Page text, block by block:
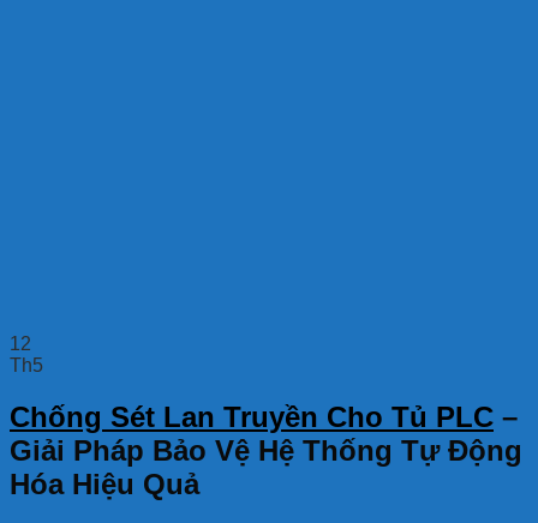
12
Th5
Chống Sét Lan Truyền Cho Tủ PLC –
Giải Pháp Bảo Vệ Hệ Thống Tự Động
Hóa Hiệu Quả